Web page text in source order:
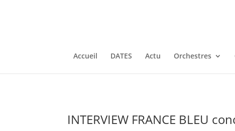
Accueil DATES Actu Orchestres
INTERVIEW FRANCE BLEU